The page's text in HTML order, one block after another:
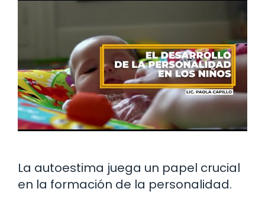
La autoestima juega un papel crucial
en la formación de la personalidad.